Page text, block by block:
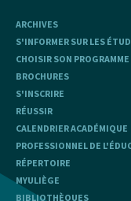
ARCHIVES
S'INFORMER SUR LES
CHOISIR SON PROGRAMME
BROCHURES
S'INSCRIRE
RÉUSSIR
CALENDRIER ACADÉMIQUE
PROFESSIONNEL DE
RÉPERTOIRE
MYULIÈGE
BIBLIOTHÈQUES